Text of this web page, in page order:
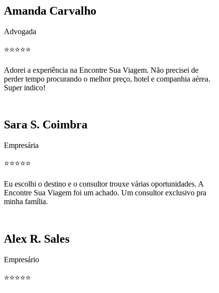
Amanda Carvalho
Advogada
⭐️⭐️⭐️⭐️⭐️
Adorei a experiência na Encontre Sua Viagem. Não precisei de
perder tempo procurando o melhor preço, hotel e companhia aérea.
Super indico!
Sara S. Coimbra
Empresária
⭐️⭐️⭐️⭐️⭐️
Eu escolhi o destino e o consultor trouxe várias oportunidades. A
Encontre Sua Viagem foi um achado. Um consultor exclusivo pra
minha família.
Alex R. Sales
Empresário
⭐️⭐️⭐️⭐️⭐️